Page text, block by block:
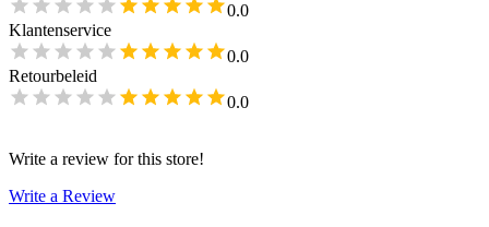
0.0
Klantenservice
0.0
Retourbeleid
0.0
Write a review for this store!
Write a Review